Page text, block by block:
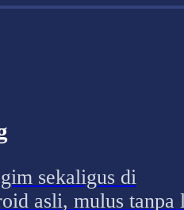
sekaligus di
asli, mulus tanpa